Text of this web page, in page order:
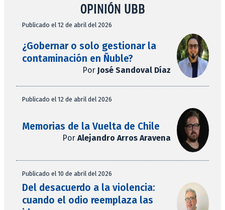
OPINIÓN UBB
Publicado el 12 de abril del 2026
¿Gobernar o solo gestionar la
contaminación en Ñuble?
Por José Sandoval Díaz
Publicado el 12 de abril del 2026
Memorias de la Vuelta de Chile
Por Alejandro Arros Aravena
Publicado el 10 de abril del 2026
Del desacuerdo a la violencia:
cuando el odio reemplaza las